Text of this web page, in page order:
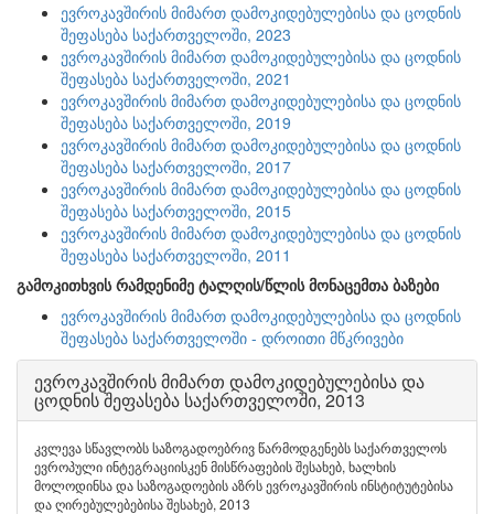
ევროკავშირის მიმართ დამოკიდებულებისა და ცოდნის
შეფასება საქართველოში, 2023
ევროკავშირის მიმართ დამოკიდებულებისა და ცოდნის
შეფასება საქართველოში, 2021
ევროკავშირის მიმართ დამოკიდებულებისა და ცოდნის
შეფასება საქართველოში, 2019
ევროკავშირის მიმართ დამოკიდებულებისა და ცოდნის
შეფასება საქართველოში, 2017
ევროკავშირის მიმართ დამოკიდებულებისა და ცოდნის
შეფასება საქართველოში, 2015
ევროკავშირის მიმართ დამოკიდებულებისა და ცოდნის
შეფასება საქართველოში, 2011
გამოკითხვის რამდენიმე ტალღის/წლის მონაცემთა ბაზები
ევროკავშირის მიმართ დამოკიდებულებისა და ცოდნის
შეფასება საქართველოში - დროითი მწკრივები
ევროკავშირის მიმართ დამოკიდებულებისა და
ცოდნის შეფასება საქართველოში, 2013
კვლევა სწავლობს საზოგადოებრივ წარმოდგენებს საქართველოს
ევროპული ინტეგრაციისკენ მისწრაფების შესახებ, ხალხის
მოლოდინსა და საზოგადოების აზრს ევროკავშირის ინსტიტუტებისა
და ღირებულებებისა შესახებ, 2013